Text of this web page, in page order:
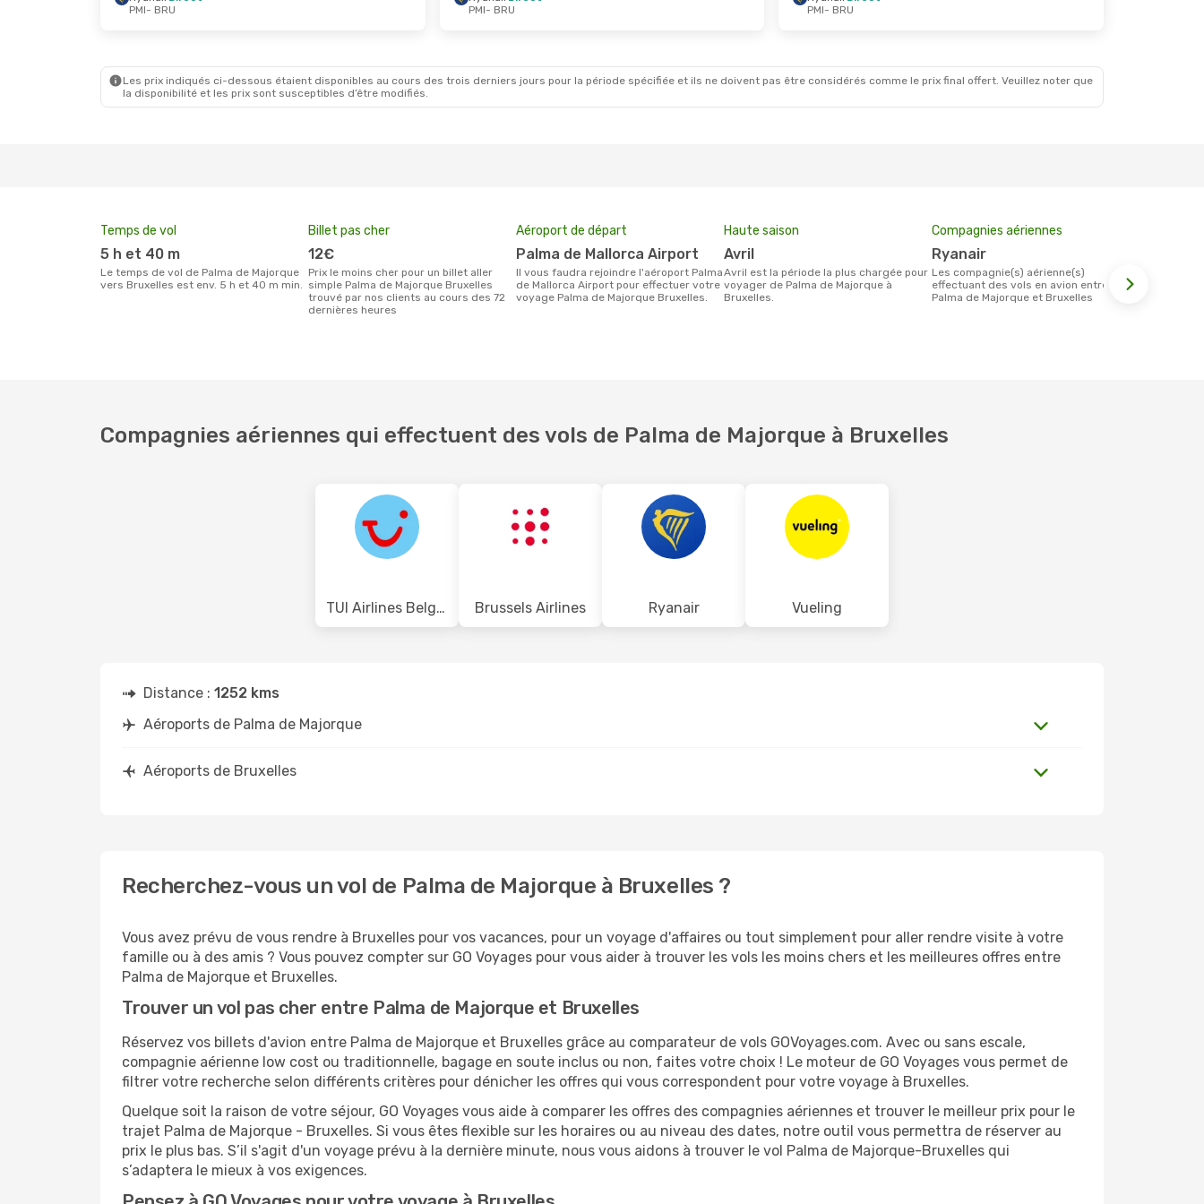
- Mar. 20 Oct.
PMI- BRU
PMI- BRU
PMI- BRU
Les prix indiqués ci-dessous étaient disponibles au cours des trois derniers jours pour la période spécifiée et ils ne doivent pas être considérés comme le prix final offert. Veuillez noter que
la disponibilité et les prix sont susceptibles d’être modifiés.
Temps de vol
5 h et 40 m
Le temps de vol de Palma de Majorque
vers Bruxelles est env. 5 h et 40 m min.
Billet pas cher
12€
Prix le moins cher pour un billet aller
simple Palma de Majorque Bruxelles
trouvé par nos clients au cours des 72
dernières heures
Aéroport de départ
Palma de Mallorca Airport
Il vous faudra rejoindre l'aéroport Palma
de Mallorca Airport pour effectuer votre
voyage Palma de Majorque Bruxelles.
Haute saison
avril
avril est la période la plus chargée pour
voyager de Palma de Majorque à
Bruxelles.
Compagnies aériennes
Ryanair
Les compagnie(s) aérienne(s)
effectuant des vols en avion entre
Palma de Majorque et Bruxelles
Compagnies aériennes qui effectuent des vols de Palma de Majorque à Bruxelles
TUI Airlines Belgium Brussels Airlines Ryanair Vueling
Distance : 1252 kms
Aéroports de Palma de Majorque
Aéroports de Bruxelles
Recherchez-vous un vol de Palma de Majorque à Bruxelles ?
Vous avez prévu de vous rendre à Bruxelles pour vos vacances, pour un voyage d'affaires ou tout simplement pour aller rendre visite à votre
famille ou à des amis ? Vous pouvez compter sur GO Voyages pour vous aider à trouver les vols les moins chers et les meilleures offres entre
Palma de Majorque et Bruxelles.
Trouver un vol pas cher entre Palma de Majorque et Bruxelles
Réservez vos billets d'avion entre Palma de Majorque et Bruxelles grâce au comparateur de vols GOVoyages.com. Avec ou sans escale,
compagnie aérienne low cost ou traditionnelle, bagage en soute inclus ou non, faites votre choix ! Le moteur de GO Voyages vous permet de
filtrer votre recherche selon différents critères pour dénicher les offres qui vous correspondent pour votre voyage à Bruxelles.
Quelque soit la raison de votre séjour, GO Voyages vous aide à comparer les offres des compagnies aériennes et trouver le meilleur prix pour le
trajet Palma de Majorque - Bruxelles. Si vous êtes flexible sur les horaires ou au niveau des dates, notre outil vous permettra de réserver au
prix le plus bas. S’il s'agit d'un voyage prévu à la dernière minute, nous vous aidons à trouver le vol Palma de Majorque-Bruxelles qui
s’adaptera le mieux à vos exigences.